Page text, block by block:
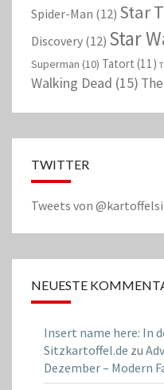
Spider-Man (12) Star
Discovery (12) Star
Superman (10) Tatort (11)
Walking Dead (15)
TWITTER
Tweets von
NEUESTE
Insert name here: In
Sitzkartoffel.de zu
Dezember – Modern